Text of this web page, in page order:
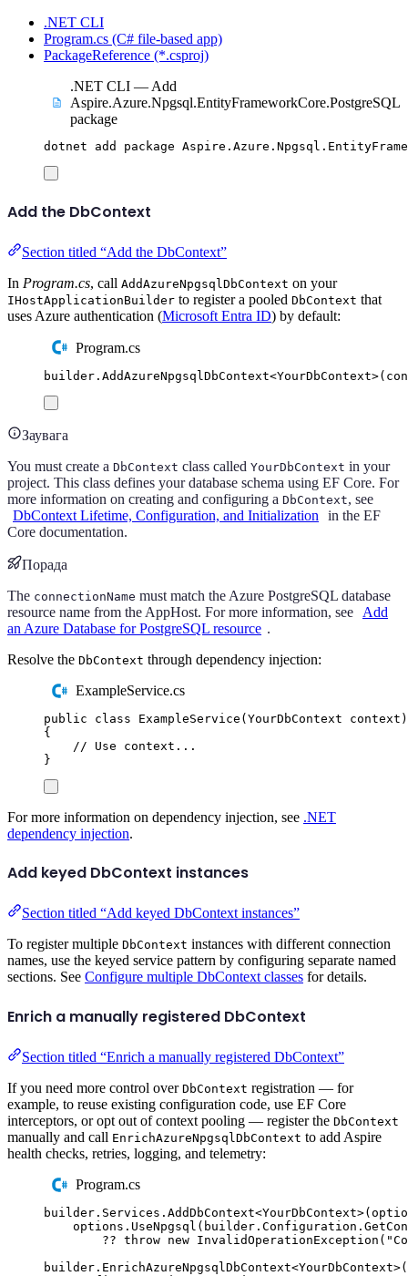
.NET CLI
Program.cs (C# file-based app)
PackageReference (*.csproj)
.NET CLI — Add
Aspire.Azure.Npgsql.EntityFrameworkCore.PostgreSQL
package
dotnet add package
Add the DbContext
Section titled “Add the DbContext”
In Program.cs, call AddAzureNpgsqlDbContext on your
IHostApplicationBuilder to register a pooled DbContext that
uses Azure authentication (Microsoft Entra ID) by default:
Program.cs
builder . AddAzureNpgsqlDbContext<YourDbContext>(
Заувага
You must create a DbContext class called YourDbContext in your
project. This class defines your database schema using EF Core. For
more information on creating and configuring a DbContext, see
DbContext Lifetime, Configuration, and Initialization
in the EF
Core documentation.
Порада
The connectionName must match the Azure PostgreSQL database
resource name from the AppHost. For more information, see
Add
an Azure Database for PostgreSQL resource .
Resolve the DbContext through dependency injection:
ExampleService.cs
public class ExampleService ( YourDbContext context )
{
// Use context...
}
For more information on dependency injection, see .NET
dependency injection.
Add keyed DbContext instances
Section titled “Add keyed DbContext instances”
To register multiple DbContext instances with different connection
names, use the keyed service pattern by configuring separate named
sections. See Configure multiple DbContext classes for details.
Enrich a manually registered DbContext
Section titled “Enrich a manually registered DbContext”
If you need more control over DbContext registration — for
example, to reuse existing configuration code, use EF Core
interceptors, or opt out of context pooling — register the DbContext
manually and call EnrichAzureNpgsqlDbContext to add Aspire
health checks, retries, logging, and telemetry:
Program.cs
builder . Services . AddDbContext<YourDbContext>(
options . UseNpgsql ( builder . Configuration .
?? throw new InvalidOperationException ( "
builder . EnrichAzureNpgsqlDbContext<YourDbContext>(